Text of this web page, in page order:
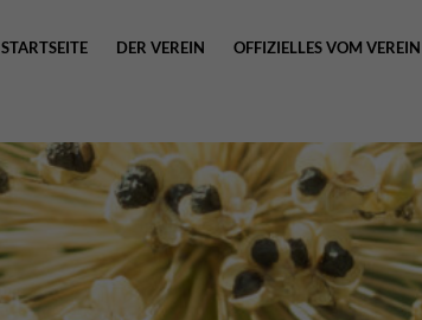
STARTSEITE DER VEREIN OFFIZIELLES VOM VEREIN